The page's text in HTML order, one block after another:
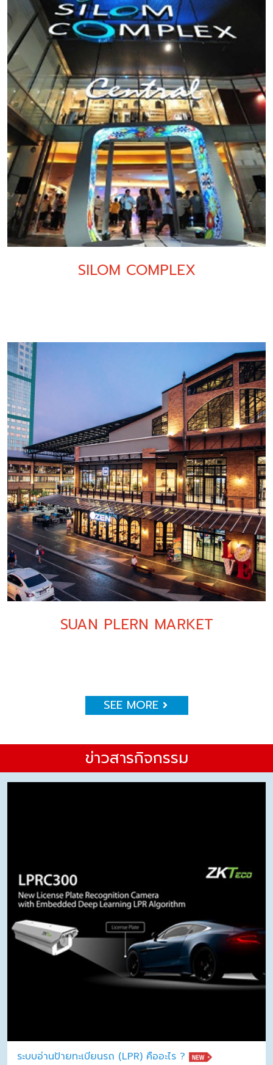
SILOM COMPLEX
SUAN PLERN MARKET
SEE MORE
ข่าวสารกิจกรรม
ระบบอ่านป้ายทะเบียนรถ (LPR) คืออะไร ?